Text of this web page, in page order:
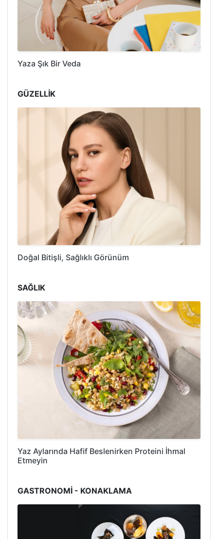
Yaza Şık Bir Veda
GÜZELLİK
Doğal Bitişli, Sağlıklı Görünüm
SAĞLIK
Yaz Aylarında Hafif Beslenirken Proteini İhmal
Etmeyin
GASTRONOMİ - KONAKLAMA